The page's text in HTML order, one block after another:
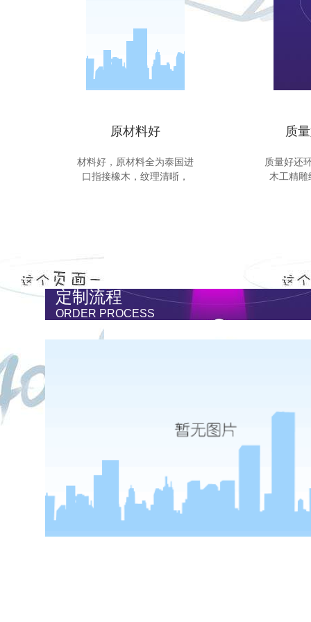
原材料好
材料好，原材料全为泰国进
口指接橡木，纹理清晣，
质
质量好还
木工精
定制流程
ORDER PROCESS